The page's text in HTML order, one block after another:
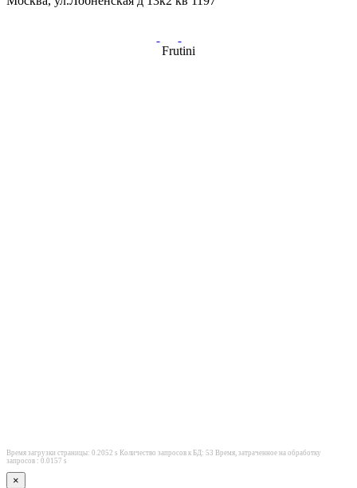
Frutini
Время загрузки страницы: 0.2052 s Количество запросов к БД: 53 Время, затраченное на обработку
запросов : 0.0157 s
×